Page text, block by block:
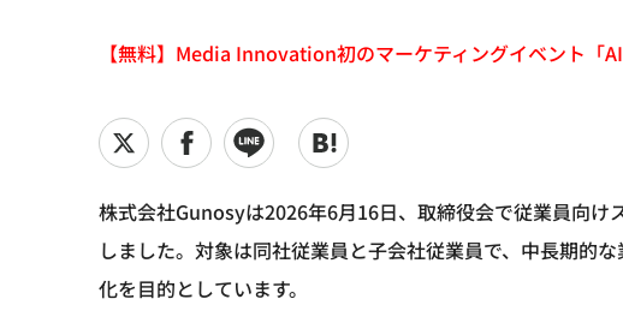
【無料】Media Innovation初のマーケティングイベント「
株式会社Gunosyは2026年6月16日、取締役会で従業員向
しました。対象は同社従業員と子会社従業員で、中長期的
化を目的としています。